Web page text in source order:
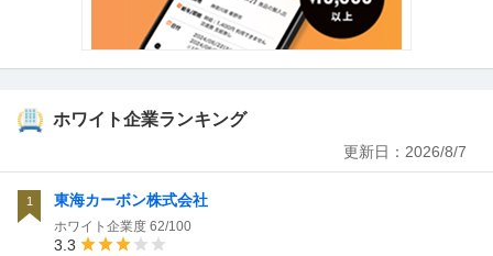
ホワイト企業ランキング
更新日： 2026/8/7
1 東海カーボン株式会社
ホワイト企業度 62/100
3.3